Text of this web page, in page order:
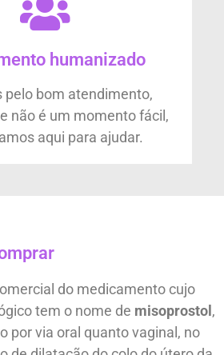
humanizado
pelo bom atendimento,
não é um momento fácil,
aqui para ajudar.
do medicamento cujo
tem o nome de misoprostol ,
por via oral quanto vaginal, no